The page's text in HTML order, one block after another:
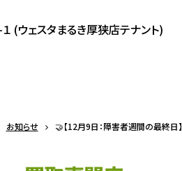
(ウェスタまるき厚狭店テナント)
お知らせ 🤝【12月9日：障害者週間の最終日】